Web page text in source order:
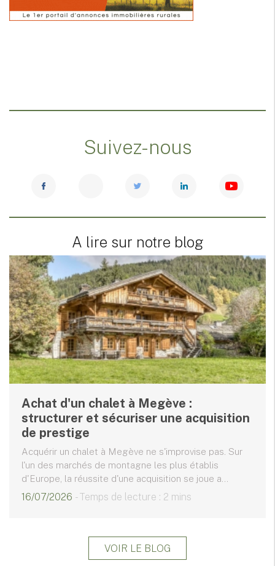
Suivez-nous
A lire sur notre blog
Achat d'un chalet à Megève :
structurer et sécuriser une acquisition
de prestige
Acquérir un chalet à Megève ne s'improvise pas. Sur
l'un des marchés de montagne les plus établis
d'Europe, la réussite d'une acquisition se joue a...
16/07/2026 - Temps de lecture : 2 mins
VOIR LE BLOG